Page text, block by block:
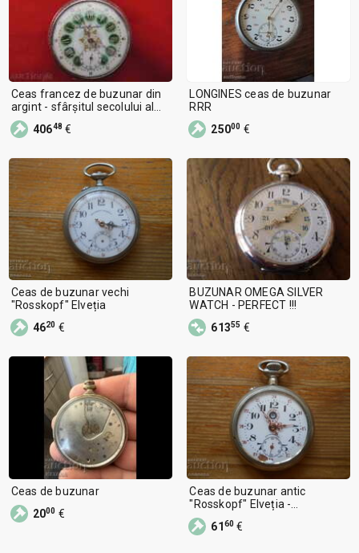
Ceas francez de buzunar din
argint - sfârșitul secolului al
XIX-lea
40648 €
LONGINES ceas de buzunar
RRR
25000 €
Ceas de buzunar vechi
"Rosskopf" Elveția
4620 €
BUZUNAR OMEGA SILVER
WATCH - PERFECT !!!
61355 €
Ceas de buzunar
2000 €
Ceas de buzunar antic
"Rosskopf" Elveția -
funcționează
6160 €